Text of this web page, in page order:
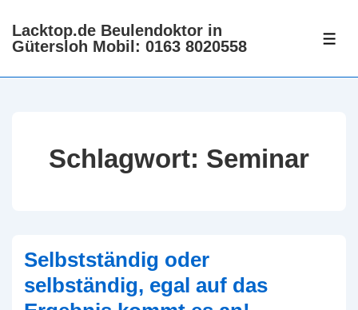
Zum
Inhalt
Lacktop.de Beulendoktor in
Gütersloh Mobil: 0163 8020558
Schlagwort: Seminar
Selbstständig oder
selbständig, egal auf das